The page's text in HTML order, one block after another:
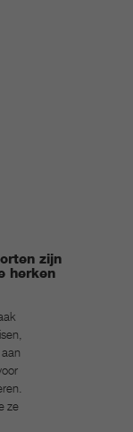
zijn
herken
ze